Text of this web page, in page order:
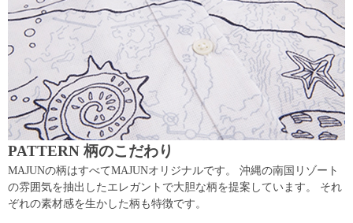
PATTERN 柄のこだわり
MAJUNの柄はすべてMAJUNオリジナルです。 沖縄の南国リゾート
の雰囲気を抽出したエレガントで大胆な柄を提案しています。 それ
ぞれの素材感を生かした柄も特徴です。